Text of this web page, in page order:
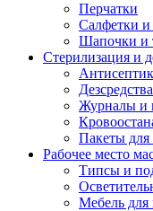
Перчатки
Салфетки и
Шапочки и
Стерилизация и
Дезсредства
Журналы и
Пакеты для
Рабочее место
Типсы и
Мебель для